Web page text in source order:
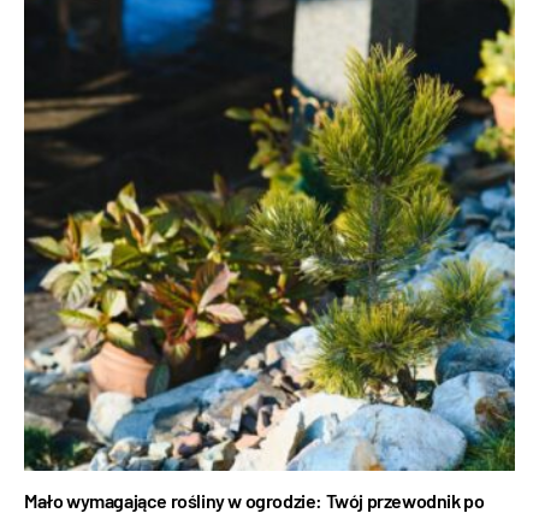
Mało wymagające rośliny w ogrodzie: Twój przewodnik po